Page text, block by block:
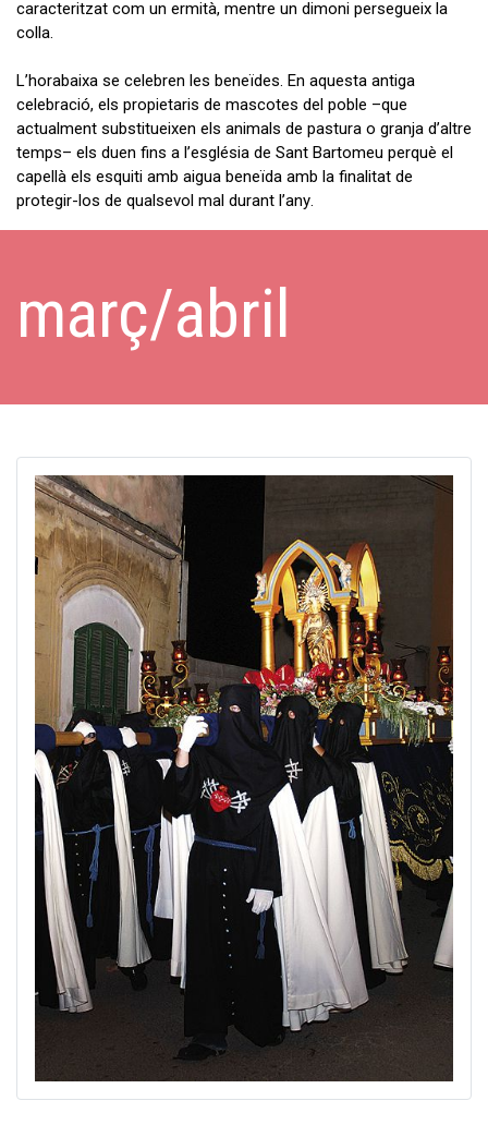
caracteritzat com un ermità, mentre un dimoni persegueix la
colla.
L’horabaixa se celebren les beneïdes. En aquesta antiga
celebració, els propietaris de mascotes del poble –que
actualment substitueixen els animals de pastura o granja d’altre
temps– els duen fins a l’església de Sant Bartomeu perquè el
capellà els esquiti amb aigua beneïda amb la finalitat de
protegir-los de qualsevol mal durant l’any.
març/abril